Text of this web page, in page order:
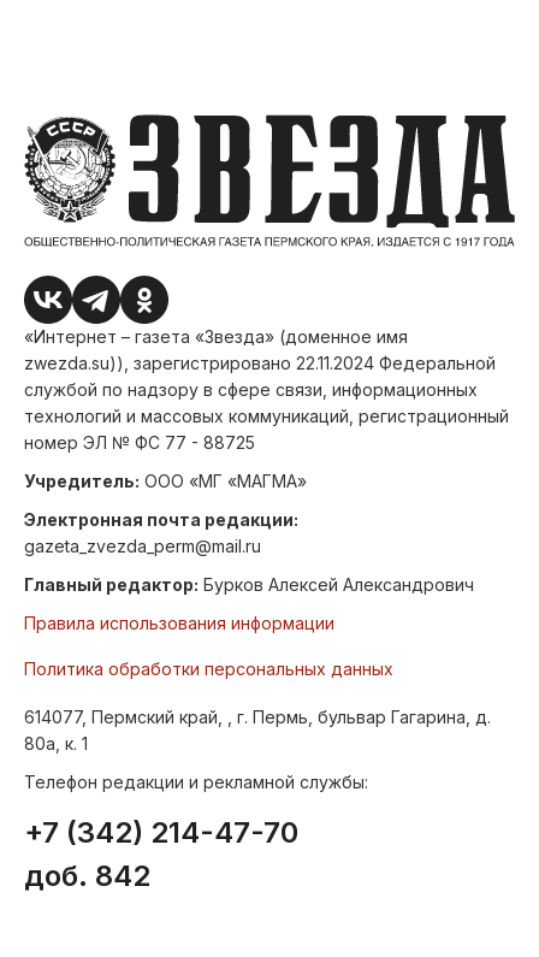
«Интернет – газета «Звезда» (доменное имя
zwezda.su)), зарегистрировано 22.11.2024 Федеральной
службой по надзору в сфере связи, информационных
технологий и массовых коммуникаций, регистрационный
номер ЭЛ № ФС 77 - 88725
Учредитель: ООО «МГ «МАГМА»
Электронная почта редакции:
gazeta_zvezda_perm@mail.ru
Главный редактор: Бурков Алексей Александрович
Правила использования информации
Политика обработки персональных данных
614077, Пермский край, , г. Пермь, бульвар Гагарина, д.
80а, к. 1
Телефон редакции и рекламной службы:
+7 (342) 214-47-70
доб. 842